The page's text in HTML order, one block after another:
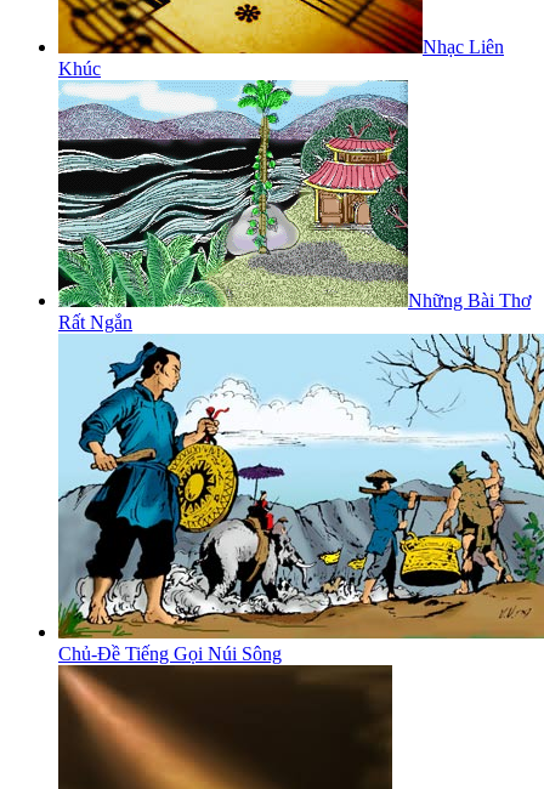
Nhạc Liên
Khúc
Những Bài Thơ
Rất Ngắn
Chủ-Đề Tiếng Gọi Núi Sông